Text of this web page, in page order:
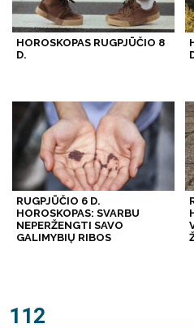
HOROSKOPAS RUGPJŪČIO 8
D.
RUGPJŪČIO 6 D.
HOROSKOPAS: SVARBU
NEPERŽENGTI SAVO
GALIMYBIŲ RIBOS
112